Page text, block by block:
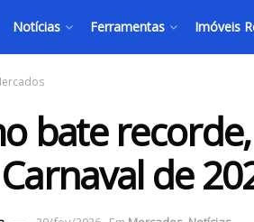
Notícias Ferramentas Imóveis
bate
de